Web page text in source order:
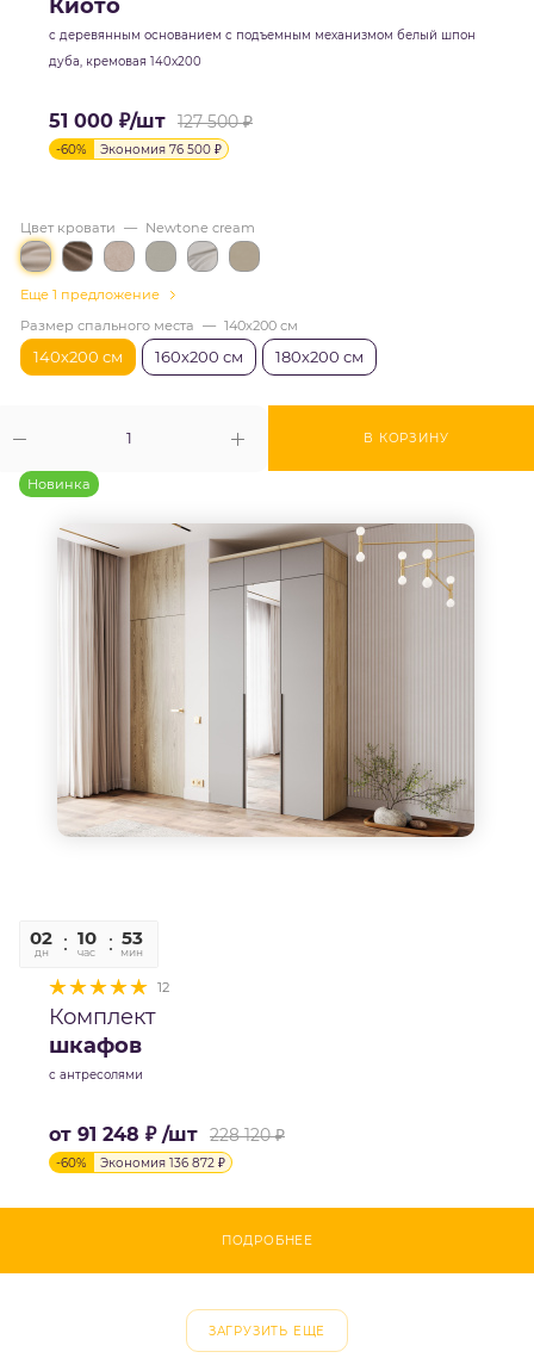
Киото
с деревянным основанием с подъемным механизмом белый шпон
дуба, кремовая 140х200
51 000 ₽/шт 127 500₽
-60% Экономия 76 500 ₽
В КОРЗИНУ
Цвет кровати — Newtone cream
Еще 1 предложение
Размер спального места — 140х200 см
140х200 см 160х200 см 180х200 см
Новинка
02
дн
10
час
52
мин
12
Комплект
шкафов
с антресолями
от 91 248 ₽ /шт 228 120 ₽
-60% Экономия 136 872 ₽
ПОДРОБНЕЕ
ЗАГРУЗИТЬ ЕЩЕ